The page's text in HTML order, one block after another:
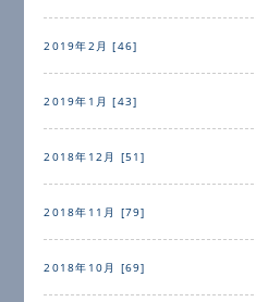
2019年2月 [46]
2019年1月 [43]
2018年12月 [51]
2018年11月 [79]
2018年10月 [69]